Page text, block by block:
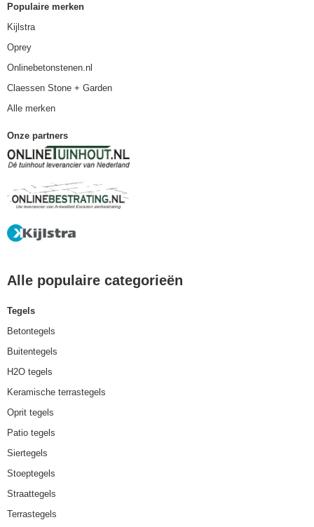
Populaire merken
Kijlstra
Oprey
Onlinebetonstenen.nl
Claessen Stone + Garden
Alle merken
Onze partners
Alle populaire categorieën
Tegels
Betontegels
Buitentegels
H2O tegels
Keramische terrastegels
Oprit tegels
Patio tegels
Siertegels
Stoeptegels
Straattegels
Terrastegels